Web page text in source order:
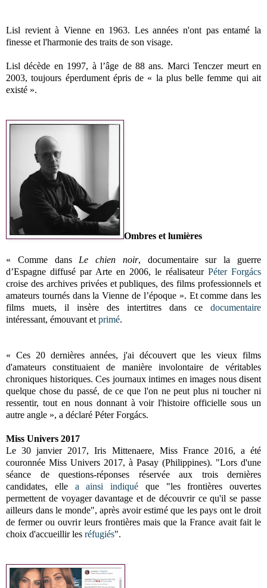
Lisl revient à Vienne en 1963. Les années n'ont pas entamé la
finesse et l'harmonie des traits de son visage.
Lisl décède en 1997, à l’âge de 88 ans. Marci Tenczer meurt en
2003, toujours éperdument épris de « la plus belle femme qui ait
existé ».
Ombres et lumières
« Comme dans Le chien noir, documentaire sur la guerre
d’Espagne diffusé par Arte en 2006, le réalisateur Péter Forgács
croise des archives privées et publiques, des films professionnels et
amateurs tournés dans la Vienne de l’époque ». Et comme dans les
films muets, il insère des intertitres dans ce documentaire
intéressant, émouvant et primé.
« Ces 20 dernières années, j'ai découvert que les vieux films
d'amateurs constituaient de manière involontaire de véritables
chroniques historiques. Ces journaux intimes en images nous disent
quelque chose du passé, de ce que l'on ne peut plus ni toucher ni
ressentir, tout en nous donnant à voir l'histoire officielle sous un
autre angle », a déclaré Péter Forgács.
Miss Univers 2017
Le 30 janvier 2017,Iris Mittenaere, Miss France 2016, a été
couronnée Miss Univers 2017, à Pasay (Philippines). "Lors d'une
séance de questions-réponses réservée aux trois dernières
candidates, elle a ainsi indiqué que "les frontières ouvertes
permettent de voyager davantage et de découvrir ce qu'il se passe
ailleurs dans le monde", après avoir estimé que les pays ont le droit
de fermer ou ouvrir leurs frontières mais que la France avait fait le
choix d'accueillir les réfugiés".